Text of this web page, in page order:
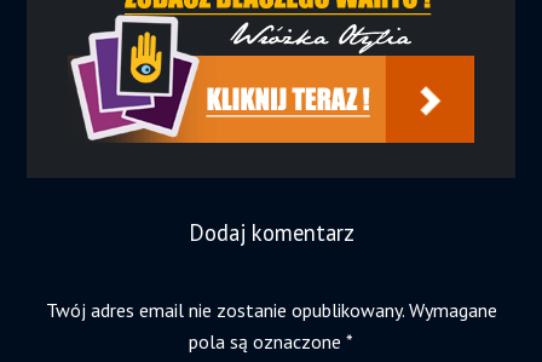
Dodaj komentarz
Twój adres email nie zostanie opublikowany. Wymagane
pola są oznaczone *